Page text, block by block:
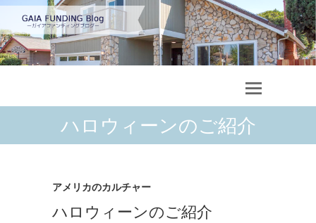
ハロウィーンのご紹介
アメリカのカルチャー
ハロウィーンのご紹介